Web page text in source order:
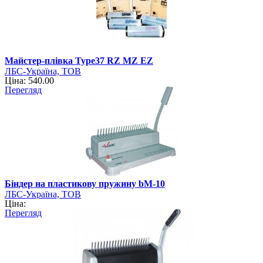
Майстер-плівка Type37 RZ MZ EZ
ЛБС-Україна, ТОВ
Ціна: 540.00
Перегляд
Біндер на пластикову пружину bM-10
ЛБС-Україна, ТОВ
Ціна:
Перегляд